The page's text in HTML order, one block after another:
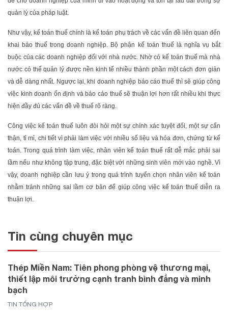
quản lý của pháp luật.
Như vậy, kế toán thuế chính là kế toán phụ trách về các vấn đề liên quan đến
khai báo thuế trong doanh nghiệp. Bộ phận kế toán thuế là nghĩa vụ bắt
buộc của các doanh nghiệp đối với nhà nước. Nhờ có kế toán thuế mà nhà
nước có thể quản lý được nền kinh tế nhiều thành phần một cách đơn giản
và dễ dàng nhất. Ngược lại, khi doanh nghiệp báo cáo thuế thì sẽ giúp công
việc kinh doanh ổn định và báo cáo thuế sẽ thuận lợi hơn rất nhiều khi thực
hiện đầy đủ các vấn đề về thuế rõ ràng.
Công việc kế toán thuế luôn đòi hỏi một sự chính xác tuyệt đối, một sự cẩn
thận, tỉ mỉ, chi tiết vì phải làm việc với nhiều số liệu và hóa đơn, chứng từ kế
toán. Trong quá trình làm việc, nhân viên kế toán thuế rất dễ mắc phải sai
lầm nếu như không tập trung, đặc biệt với những sinh viên mới vào nghề. Vì
vậy, doanh nghiệp cần lưu ý trong quá trình tuyển chọn nhân viên kế toán
nhằm tránh những sai lầm cơ bản để giúp công việc kế toán thuế diễn ra
thuận lợi.
Tin cùng chuyên mục
Thép Miền Nam: Tiên phong phòng vệ thương mại,
thiết lập môi trường cạnh tranh bình đẳng và minh
bạch
TIN TỔNG HỢP